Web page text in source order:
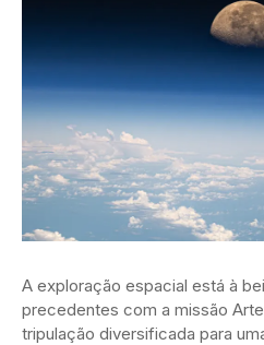
A exploração espacial está à
precedentes com a missão
tripulação diversificada para